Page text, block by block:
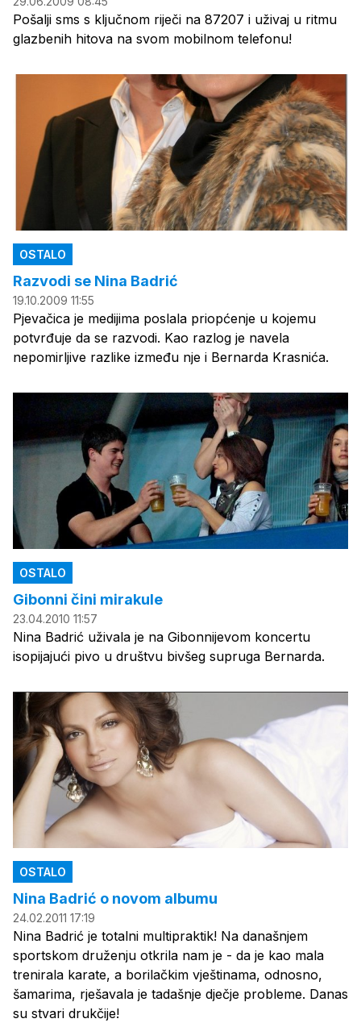
Pošalji sms s ključnom riječi na 87207 i uživaj u ritmu
glazbenih hitova na svom mobilnom telefonu!
OSTALO
Razvodi se Nina Badrić
19.10.2009 11:55
Pjevačica je medijima poslala priopćenje u kojemu
potvrđuje da se razvodi. Kao razlog je navela
nepomirljive razlike između nje i Bernarda Krasnića.
OSTALO
Gibonni čini mirakule
23.04.2010 11:57
Nina Badrić uživala je na Gibonnijevom koncertu
isopijajući pivo u društvu bivšeg supruga Bernarda.
OSTALO
Nina Badrić o novom albumu
24.02.2011 17:19
Nina Badrić je totalni multipraktik! Na današnjem
sportskom druženju otkrila nam je - da je kao mala
trenirala karate, a borilačkim vještinama, odnosno,
šamarima, rješavala je tadašnje dječje probleme. Danas
su stvari drukčije!